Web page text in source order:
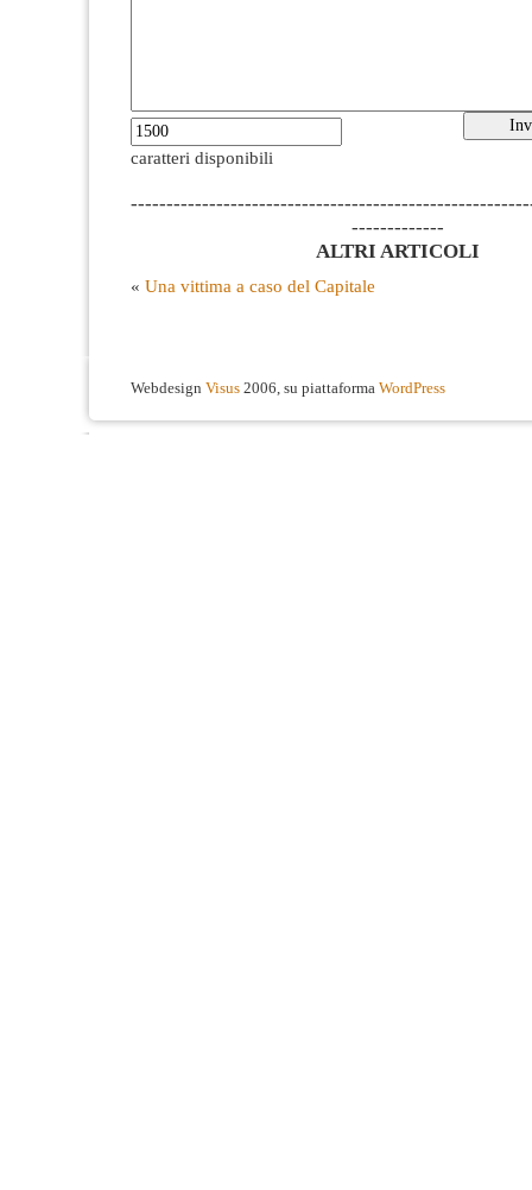
caratteri disponibili
-------------
ALTRI ARTICOLI
« Una vittima a caso del Capitale
Webdesign Visus 2006, su piattaforma WordPress